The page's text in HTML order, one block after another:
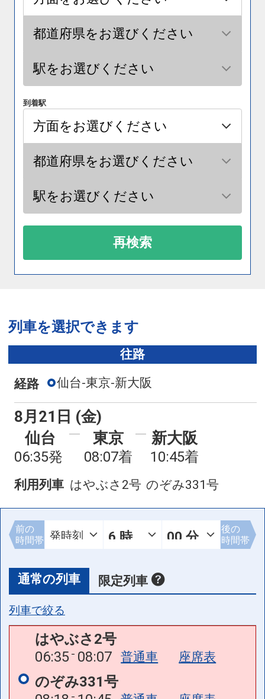
到着駅
再検索
列車を選択できます
往路
経路 仙台-東京-新大阪
8月21日 (金)
仙台
06:35発
東京
08:07着
新大阪
10:45着
利用列車 はやぶさ2号 のぞみ331号
前の
時間帯
後の
時間帯
通常の列車 限定列車
列車で絞る
はやぶさ2号
06:35 08:07 普通車 座席表
のぞみ331号